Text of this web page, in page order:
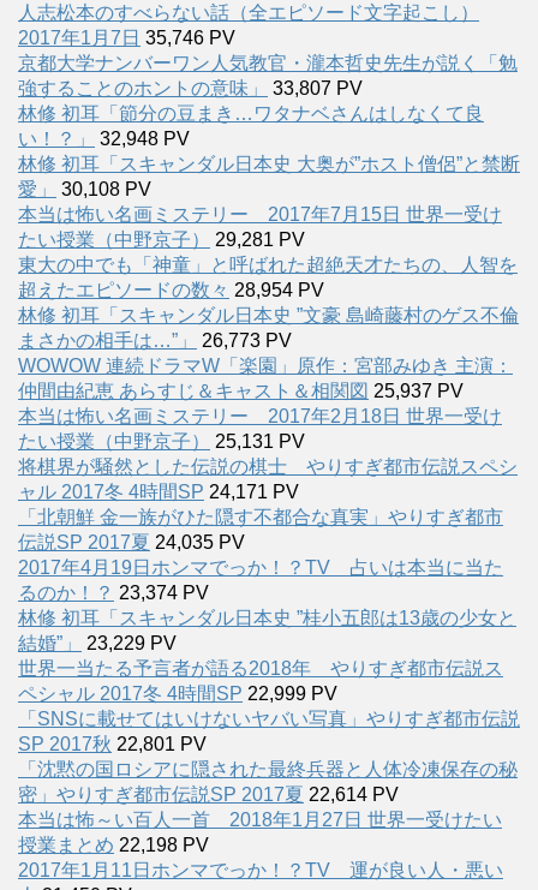
人志松本のすべらない話（全エピソード文字起こし）
2017年1月7日 35,746 PV
京都大学ナンバーワン人気教官・瀧本哲史先生が説く「勉
強することのホントの意味」
33,807 PV
林修 初耳「節分の豆まき…ワタナベさんはしなくて良
い！？」
32,948 PV
林修 初耳「スキャンダル日本史 大奥が”ホスト僧侶”と禁断
愛」
30,108 PV
本当は怖い名画ミステリー 2017年7月15日 世界一受け
たい授業（中野京子）
29,281 PV
東大の中でも「神童」と呼ばれた超絶天才たちの、人智を
超えたエピソードの数々 28,954 PV
林修 初耳「スキャンダル日本史 ”文豪 島崎藤村のゲス不倫
まさかの相手は…”」
26,773 PV
WOWOW 連続ドラマW「楽園」原作：宮部みゆき 主演：
仲間由紀恵 あらすじ＆キャスト＆相関図 25,937 PV
本当は怖い名画ミステリー 2017年2月18日 世界一受け
たい授業（中野京子）
25,131 PV
将棋界が騒然とした伝説の棋士 やりすぎ都市伝説スペシ
ャル 2017冬 4時間SP 24,171 PV
「北朝鮮 金一族がひた隠す不都合な真実」やりすぎ都市
伝説SP 2017夏 24,035 PV
2017年4月19日ホンマでっか！？TV 占いは本当に当た
るのか！？ 23,374 PV
林修 初耳「スキャンダル日本史 ”桂小五郎は13歳の少女と
結婚”」
23,229 PV
世界一当たる予言者が語る2018年 やりすぎ都市伝説ス
ペシャル 2017冬 4時間SP 22,999 PV
「SNSに載せてはいけないヤバい写真」やりすぎ都市伝説
SP 2017秋 22,801 PV
「沈黙の国ロシアに隠された最終兵器と人体冷凍保存の秘
密」やりすぎ都市伝説SP 2017夏 22,614 PV
本当は怖～い百人一首 2018年1月27日 世界一受けたい
授業まとめ 22,198 PV
2017年1月11日ホンマでっか！？TV 運が良い人・悪い